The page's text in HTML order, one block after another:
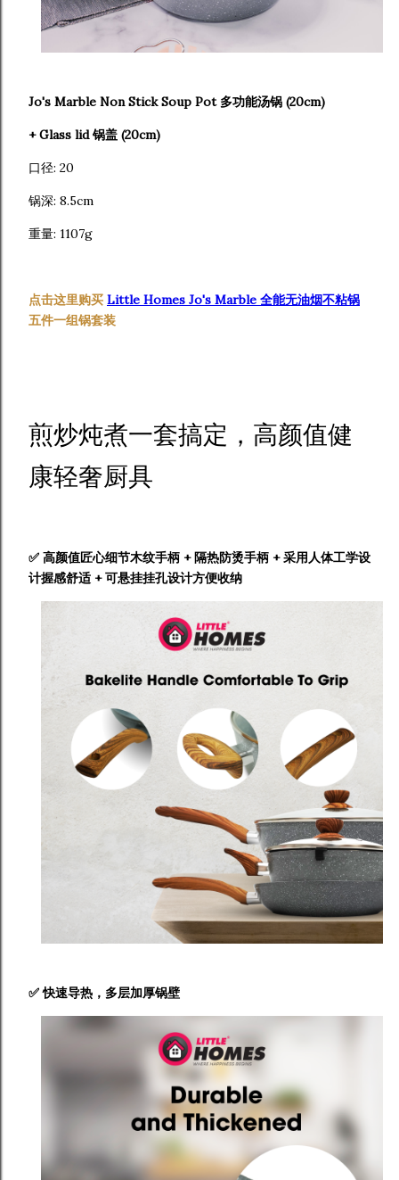
Jo's Marble Non Stick Soup Pot 多功能汤锅 (20cm)
+ Glass lid 锅盖 (20cm)
口径: 20
锅深: 8.5cm
重量: 1107g
点击这里购买 Little Homes Jo's Marble 全能无油烟不粘锅
五件一组锅套装
煎炒炖煮一套搞定，高颜值健
康轻奢厨具
✅ 高颜值匠心细节木纹手柄 + 隔热防烫手柄 + 采用人体工学设
计握感舒适 + 可悬挂挂孔设计方便收纳
✅快速导热，多层加厚锅壁